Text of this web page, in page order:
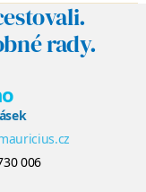
rady.
006